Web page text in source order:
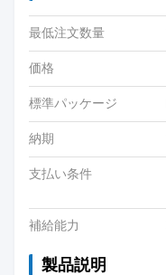
最低注文数量
価格
標準パッケージ
納期
支払い条件
補給能力
製品説明